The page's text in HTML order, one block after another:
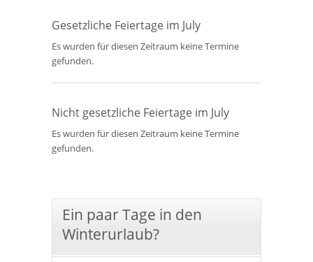
Gesetzliche Feiertage im July
Es wurden für diesen Zeitraum keine Termine
gefunden.
Nicht gesetzliche Feiertage im July
Es wurden für diesen Zeitraum keine Termine
gefunden.
Ein paar Tage in den
Winterurlaub?